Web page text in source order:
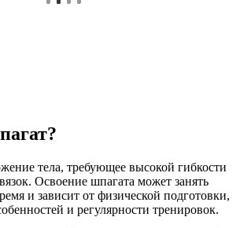
тела, требующее высокой гибкости
Освоение шпагата может занять
и зависит от физической подготовки,
и регулярности тренировок.